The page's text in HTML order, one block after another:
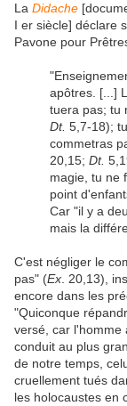
La Didache
I er siècle] déclare
Pavone pour
apôtres. [...]
tuera pas; tu
Dt. 5,7-18);
commetras
20,15; Dt.
magie, tu ne
point
Car "il y a
mais la
C'est négliger le
pas" (Ex . 20,13),
encore dans les
"Quiconque
versé, car l'homme
conduit au plus
de notre temps,
cruellement tués
les holocaustes en